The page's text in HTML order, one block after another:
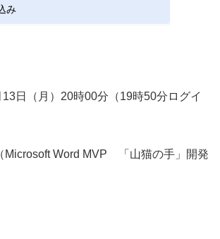
み
日（月）20時00分（19時50分ログイ
Microsoft Word MVP 「山猫の手」開発